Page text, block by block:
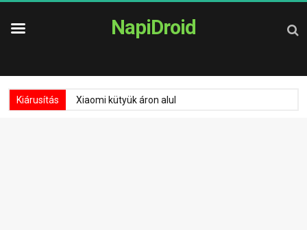
NapiDroid
Kiárusítás Xiaomi kütyük áron alul